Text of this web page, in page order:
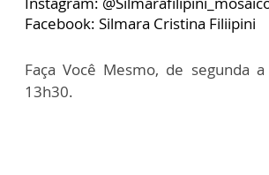
Facebook: Silmara Cristina Filiipini
Faça Você Mesmo, de segunda
13h30.